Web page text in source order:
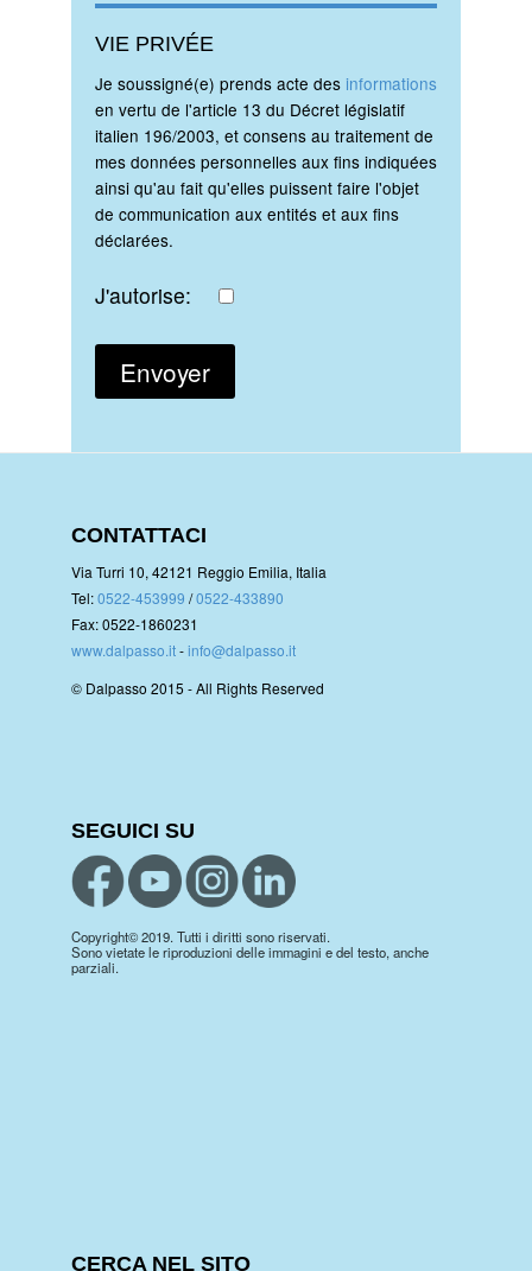
VIE PRIVÉE
Je soussigné(e) prends acte des informations
en vertu de l'article 13 du Décret législatif
italien 196/2003, et consens au traitement de
mes données personnelles aux fins indiquées
ainsi qu'au fait qu'elles puissent faire l'objet
de communication aux entités et aux fins
déclarées.
J'autorise:
CONTATTACI
Via Turri 10, 42121 Reggio Emilia, Italia
Tel:0522-453999 /0522-433890
Fax: 0522-1860231
www.dalpasso.it-info@dalpasso.it
© Dalpasso 2015 - All Rights Reserved
SEGUICI SU
Copyright© 2019. Tutti i diritti sono riservati.
Sono vietate le riproduzioni delle immagini e del testo, anche
parziali.
CERCA NEL SITO